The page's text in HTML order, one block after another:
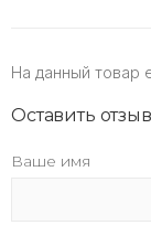
На данный товар
Оставить отзыв
Ваше имя